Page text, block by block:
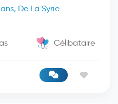
De La Syrie
Célibataire